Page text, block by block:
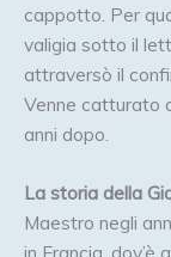
cappotto. Per
valigia sotto il
attraversò il
Venne catturato
anni dopo.
La storia della
Maestro negli